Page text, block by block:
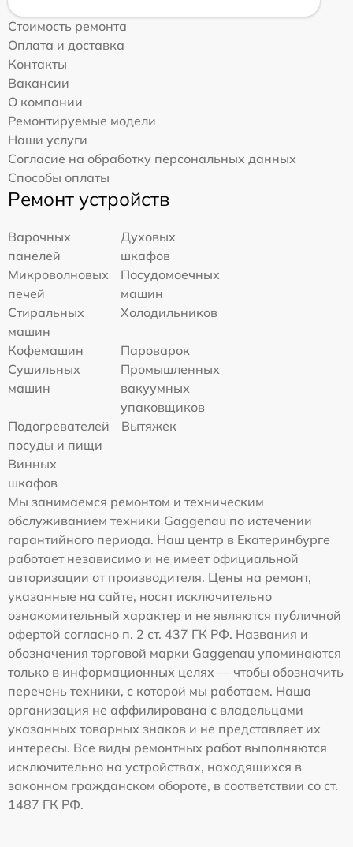
Стоимость ремонта
Оплата и доставка
Контакты
Вакансии
О компании
Ремонтируемые модели
Наши услуги
Согласие на обработку персональных данных
Способы оплаты
Ремонт устройств
Варочных
панелей
Духовых
шкафов
Микроволновых
печей
Посудомоечных
машин
Стиральных
машин
Холодильников
Кофемашин
Пароварок
Сушильных
машин
Промышленных
вакуумных
упаковщиков
Подогревателей
посуды и пищи
Вытяжек
Винных
шкафов
Мы занимаемся ремонтом и техническим
обслуживанием техники Gaggenau по истечении
гарантийного периода. Наш центр в Екатеринбурге
работает независимо и не имеет официальной
авторизации от производителя. Цены на ремонт,
указанные на сайте, носят исключительно
ознакомительный характер и не являются публичной
офертой согласно п. 2 ст. 437 ГК РФ. Названия и
обозначения торговой марки Gaggenau упоминаются
только в информационных целях — чтобы обозначить
перечень техники, с которой мы работаем. Наша
организация не аффилирована с владельцами
указанных товарных знаков и не представляет их
интересы. Все виды ремонтных работ выполняются
исключительно на устройствах, находящихся в
законном гражданском обороте, в соответствии со ст.
1487 ГК РФ.